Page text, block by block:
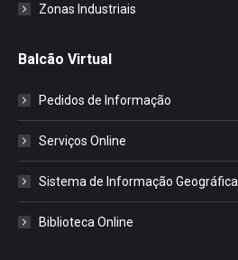
Zonas Industriais
Balcão Virtual
Pedidos de Informação
Serviços Online
Sistema de Informação Geográfica
Biblioteca Online